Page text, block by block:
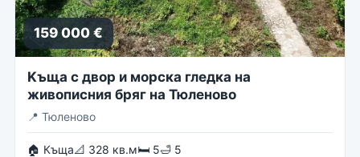
159 000 €
Kъща с двор и морска гледка на
живописния бряг на Тюленово
📍 Тюленово
🏠 Къща📐 328 кв.м🛏 5🛁 5